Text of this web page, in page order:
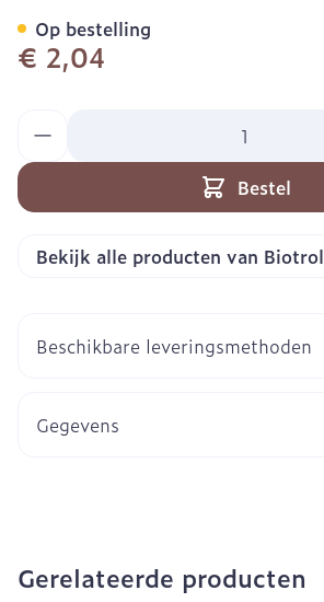
€ 2,04
Bestel
Op bestelling
Bekijk alle producten van Biotrol
Beschikbare leveringsmethoden
Gegevens
Gerelateerde producten